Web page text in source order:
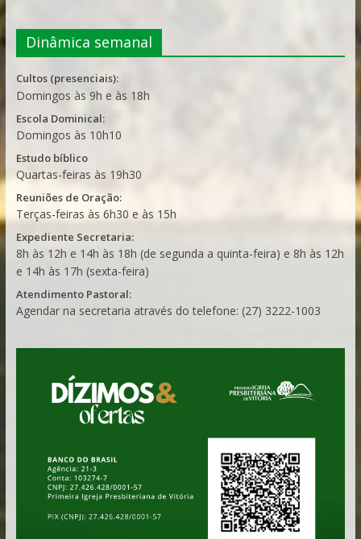
Dinâmica semanal
Cultos (presenciais):
Domingos às 9h e às 18h
Escola Dominical:
Domingos às 10h10
Estudo bíblico
Quartas-feiras às 19h30
Reuniões de Oração:
Terças-feiras às 6h30 e às 15h
Expediente Secretaria:
8h às 12h e 14h às 18h (de segunda a quinta-feira) e 8h às 12h
e 14h às 17h (sexta-feira)
Atendimento Pastoral:
Agendar na secretaria através do telefone: (27) 3222-1003